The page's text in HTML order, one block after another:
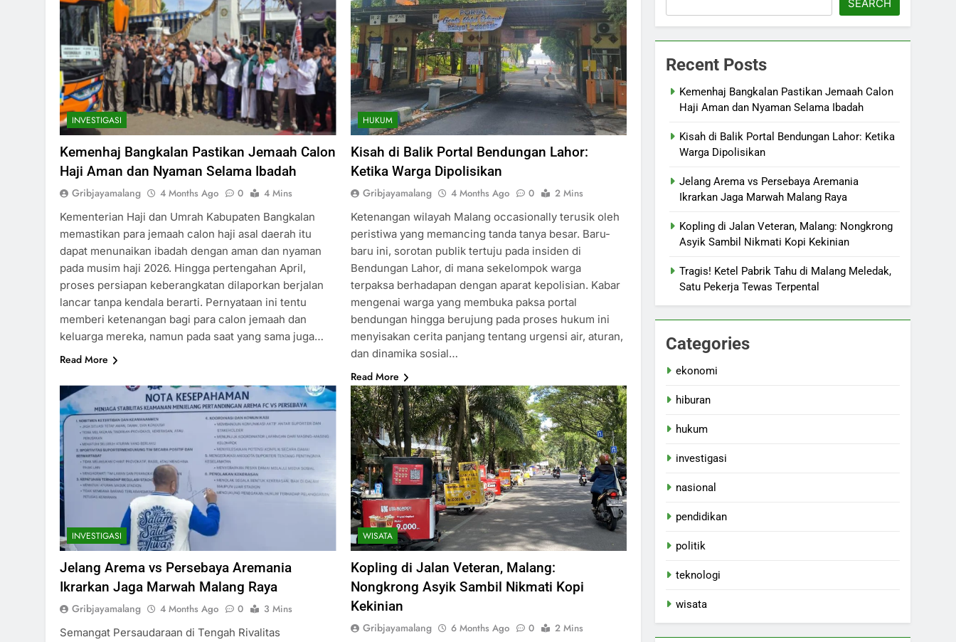
INVESTIGASI
Kemenhaj Bangkalan Pastikan Jemaah Calon
Haji Aman dan Nyaman Selama Ibadah
Gribjayamalang 4 Months Ago 0
4 Mins
Kementerian Haji dan Umrah Kabupaten Bangkalan
memastikan para jemaah calon haji asal daerah itu
dapat menunaikan ibadah dengan aman dan nyaman
pada musim haji 2026. Hingga pertengahan April,
proses persiapan keberangkatan dilaporkan berjalan
lancar tanpa kendala berarti. Pernyataan ini tentu
memberi ketenangan bagi para calon jemaah dan
keluarga mereka, namun pada saat yang sama juga…
Read More
HUKUM
Kisah di Balik Portal Bendungan Lahor:
Ketika Warga Dipolisikan
Gribjayamalang 4 Months Ago 0
2 Mins
Ketenangan wilayah Malang occasionally terusik oleh
peristiwa yang memancing tanda tanya besar. Baru-
baru ini, sorotan publik tertuju pada insiden di
Bendungan Lahor, di mana sekelompok warga
terpaksa berhadapan dengan aparat kepolisian. Kabar
mengenai warga yang membuka paksa portal
bendungan hingga berujung pada proses hukum ini
menyisakan cerita panjang tentang urgensi air, aturan,
dan dinamika sosial…
Read More
INVESTIGASI
Jelang Arema vs Persebaya Aremania
Ikrarkan Jaga Marwah Malang Raya
Gribjayamalang 4 Months Ago 0
3 Mins
Semangat Persaudaraan di Tengah Rivalitas
WISATA
Kopling di Jalan Veteran, Malang:
Nongkrong Asyik Sambil Nikmati Kopi
Kekinian
Gribjayamalang 6 Months Ago 0
2 Mins
SEARCH
Recent Posts
Kemenhaj Bangkalan Pastikan Jemaah Calon
Haji Aman dan Nyaman Selama Ibadah
Kisah di Balik Portal Bendungan Lahor: Ketika
Warga Dipolisikan
Jelang Arema vs Persebaya Aremania
Ikrarkan Jaga Marwah Malang Raya
Kopling di Jalan Veteran, Malang: Nongkrong
Asyik Sambil Nikmati Kopi Kekinian
Tragis! Ketel Pabrik Tahu di Malang Meledak,
Satu Pekerja Tewas Terpental
Categories
ekonomi
hiburan
hukum
investigasi
nasional
pendidikan
politik
teknologi
wisata